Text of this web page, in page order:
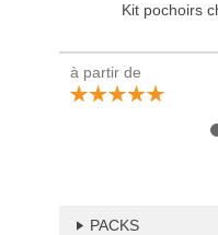
Kit pochoirs
à partir de
PACKS